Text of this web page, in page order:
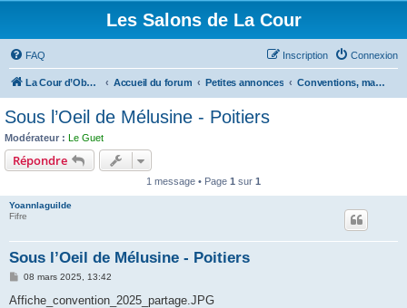
Les Salons de La Cour
FAQ Connexion
Inscription
La Cour d’Obéron Accueil du forum Petites annonces Conventions, manifestations diverses
Sous l’Oeil de Mélusine - Poitiers
Modérateur : Le Guet
Répondre
1 message • Page 1 sur 1
Yoannlaguilde
Fifre
Sous l’Oeil de Mélusine - Poitiers
M
s
08 mars 2025, 13:42
Affiche_convention_2025_partage.JPG